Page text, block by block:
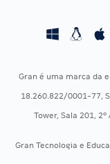
Concursos Fiscais
Concursos Saúde
Residência
Gran é uma marca da
18.260.822/0001-77,
Tower, Sala 201, 2º
Gran Tecnologia e